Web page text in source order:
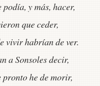
y más, hacer,
que ceder,
vivir habrían de ver.
a Sonsoles decir,
pronto he de morir,